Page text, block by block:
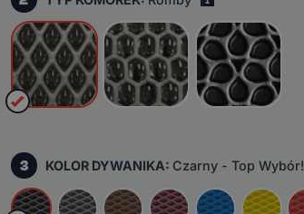
3 KOLOR DYWANIKA: Czarny - Top Wybór!